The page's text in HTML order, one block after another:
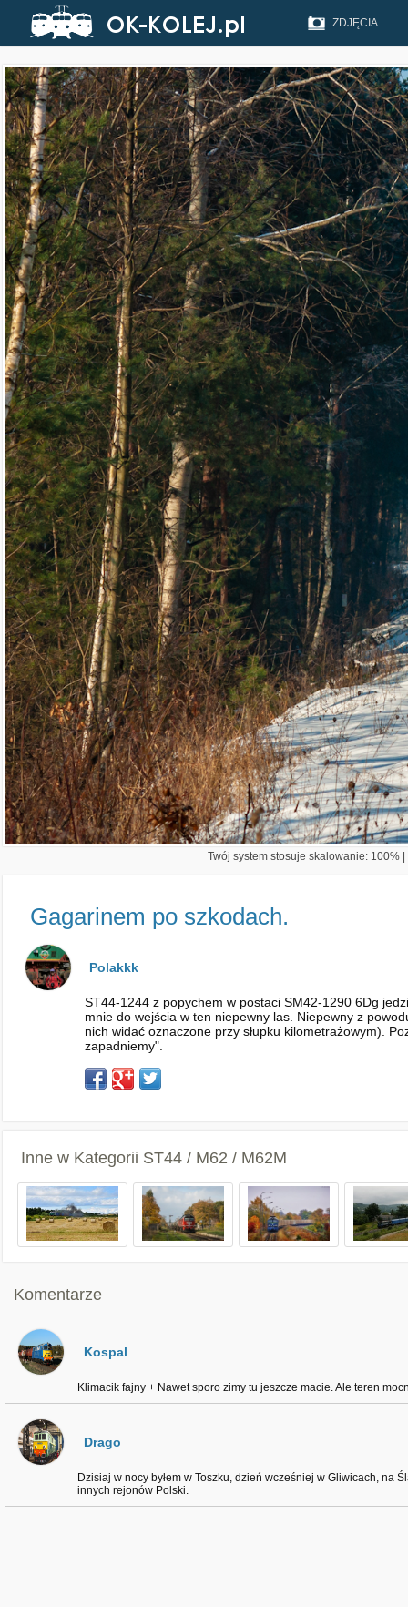
ZDJĘCIA
Twój system stosuje skalowanie: 100%
Gagarinem po szkodach.
Polakkk
ST44-1244 z popychem w postaci SM42-1290 6Dg
mnie do wejścia w ten niepewny las. Niepewny z
nich widać oznaczone przy słupku kilometrażowym).
zapadniemy".
Inne w Kategorii ST44 / M62 / M62M
Komentarze
Kospal
Klimacik fajny + Nawet sporo zimy tu jeszcze macie. Ale teren
Drago
Dzisiaj w nocy byłem w Toszku, dzień wcześniej w Gliwicach, na
innych rejonów Polski.